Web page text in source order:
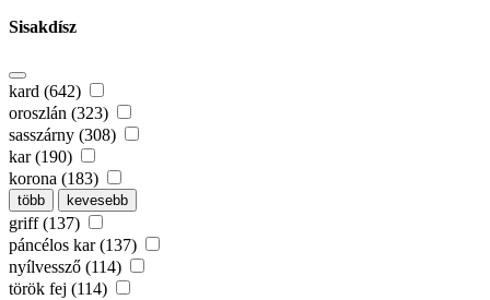
Sisakdísz
kard (642)
oroszlán (323)
sasszárny (308)
kar (190)
korona (183)
több kevesebb
griff (137)
páncélos kar (137)
nyílvessző (114)
török fej (114)